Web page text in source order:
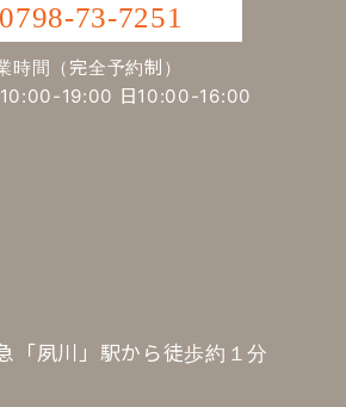
0798-73-7251
時間（完全予約制）
10:00-19:00 日10:00-16:00
「夙川」駅から徒歩約１分